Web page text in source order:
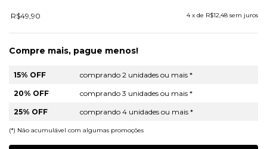
R$49,90 4 x de R$12,48 sem juros
Compre mais, pague menos!
15% OFF comprando 2 unidades ou mais *
20% OFF comprando 3 unidades ou mais *
25% OFF comprando 4 unidades ou mais *
(*) Não acumulável com algumas promoções